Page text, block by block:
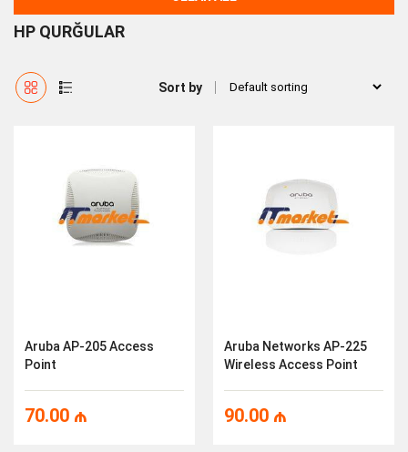
HP QURĞULAR
Sort by
Aruba AP-205 Access
Point
70.00 ₼
Aruba Networks AP-225
Wireless Access Point
90.00 ₼